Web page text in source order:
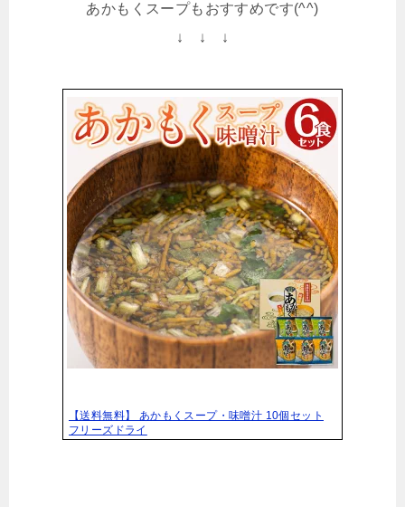
あかもくスープもおすすめです(^^)
↓ ↓ ↓
【送料無料】 あかもくスープ・味噌汁 10個セット
フリーズドライ